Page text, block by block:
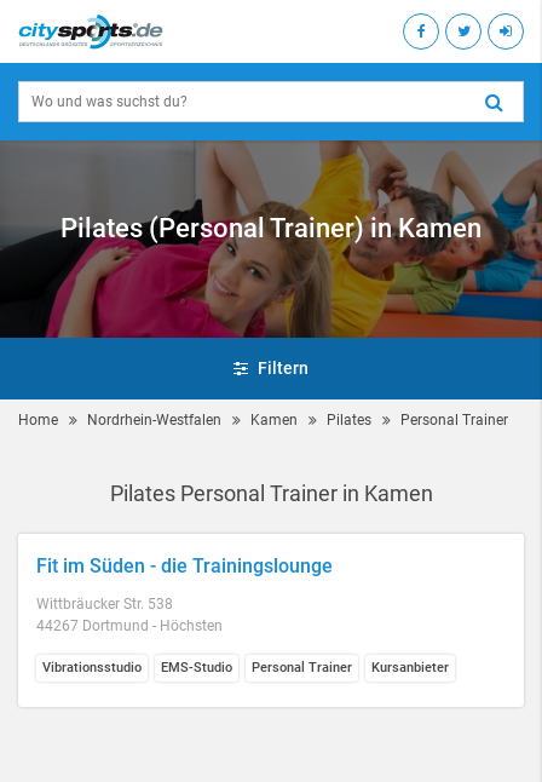
Pilates (Personal Trainer) in Kamen
Filtern
Home Nordrhein-Westfalen Kamen Pilates Personal Trainer
Pilates Personal Trainer in Kamen
Fit im Süden - die Trainingslounge
Wittbräucker Str. 538
44267 Dortmund - Höchsten
Vibrationsstudio EMS-Studio Personal Trainer Kursanbieter